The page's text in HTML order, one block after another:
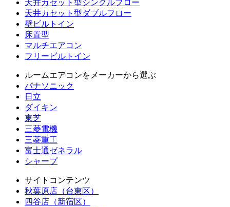
天井カセット型シングルフロー
天井カセット型ダブルフロー
壁ビルトイン
床置型
マルチエアコン
フリービルトイン
ルームエアコンをメーカーから選ぶ
パナソニック
日立
ダイキン
東芝
三菱電機
三菱重工
富士通ゼネラル
シャープ
サイトコンテンツ
秋葉原店（台東区）
四谷店（新宿区）